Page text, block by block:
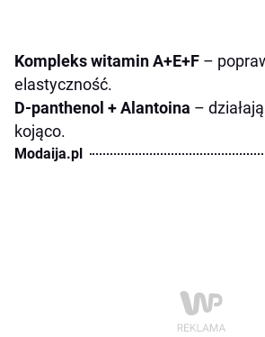
Kompleks witamin A+E+F –
elastyczność.
D-panthenol + Alantoina –
kojąco.
Modaija.pl